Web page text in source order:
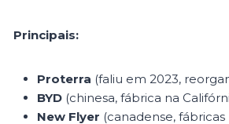
Principais:
Proterra (faliu em 2023,
BYD (chinesa, fábrica na
New Flyer (canadense, fábricas